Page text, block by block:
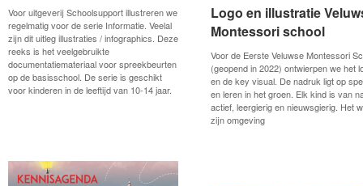
Voor uitgeverij Schoolsupport illustreren we
regelmatig voor de serie Informatie. Veelal
zijn dit uitleg illustraties / infographics. Deze
reeks is het veelgebruikte
documentatiemateriaal voor spreekbeurten
op de basisschool. De serie is geschikt
voor kinderen in de leeftijd van 10-14 jaar.
Logo en illustratie
Montessori school
Voor de Eerste Veluwse Montessori
(geopend in 2022) ontwierpen we het
en de key visual. De nadruk ligt op
en leren in het groen. Elk kind is van
actief, leergierig en nieuwsgierig. Het
zijn omgeving
Logo en illustratie
Montessori school